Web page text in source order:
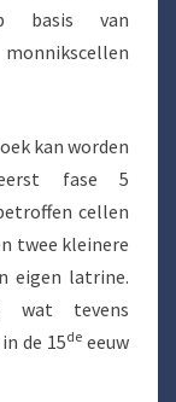
basis van
kan worden
fase 5
cellen
twee kleinere
eigen latrine.
wat tevens
de 15de eeuw